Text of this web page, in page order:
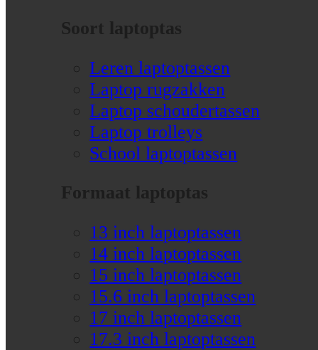
Soort laptoptas
Leren laptoptassen
Laptop rugzakken
Laptop schoudertassen
Laptop trolleys
School laptoptassen
Formaat laptoptas
13 inch laptoptassen
14 inch laptoptassen
15 inch laptoptassen
15.6 inch laptoptassen
17 inch laptoptassen
17.3 inch laptoptassen